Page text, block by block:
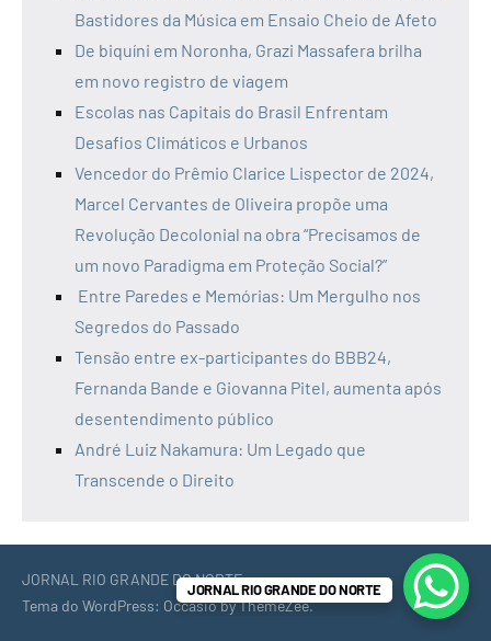
Bastidores da Música em Ensaio Cheio de Afeto
De biquíni em Noronha, Grazi Massafera brilha
em novo registro de viagem
Escolas nas Capitais do Brasil Enfrentam
Desafios Climáticos e Urbanos
Vencedor do Prêmio Clarice Lispector de 2024,
Marcel Cervantes de Oliveira propõe uma
Revolução Decolonial na obra “Precisamos de
um novo Paradigma em Proteção Social?”
Entre Paredes e Memórias: Um Mergulho nos
Segredos do Passado
Tensão entre ex-participantes do BBB24,
Fernanda Bande e Giovanna Pitel, aumenta após
desentendimento público
André Luiz Nakamura: Um Legado que
Transcende o Direito
JORNAL RIO GRANDE DO NORTE
Tema do WordPress: Occasio by ThemeZee.
JORNAL RIO GRANDE DO NORTE